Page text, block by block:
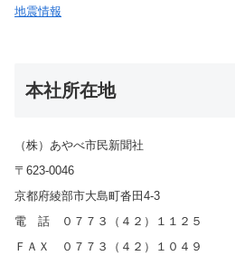
地震情報
本社所在地
（株）あやべ市民新聞社
〒623-0046
京都府綾部市大島町沓田4-3
電 話 ０７７３（４２）１１２５
ＦＡＸ ０７７３（４２）１０４９